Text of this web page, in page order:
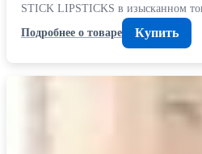
STICK LIPSTICKS в изысканном
Подробнее о товаре
Купить